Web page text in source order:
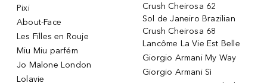
Pixi
About-Face
Les Filles en Rouje
Miu Miu parfém
Jo Malone London
Lolavie
Crush Cheirosa 62
Sol de Janeiro Brazilian
Crush Cheirosa 68
Lancôme La Vie Est Belle
Giorgio Armani My Way
Giorgio Armani Sì